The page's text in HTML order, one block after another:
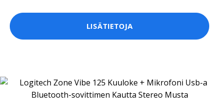
LISÄTIETOJA